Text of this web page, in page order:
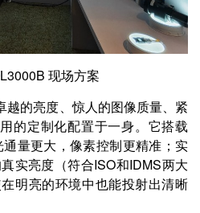
现场方案
越的亮度、惊人的图像质量、紧
的定制化配置于一身。它搭载
通量更大，像素控制更精准；实
实亮度（符合ISO和IDMS两大
明亮的环境中也能投射出清晰